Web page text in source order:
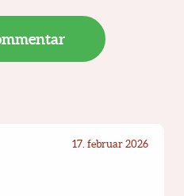
17. februar 2026